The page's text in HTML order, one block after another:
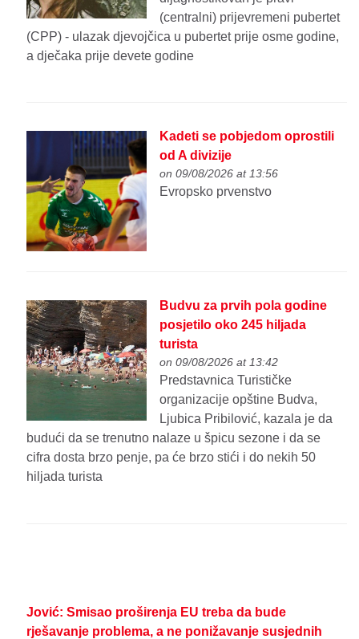
(centralni) prijevremeni pubertet
(CPP) - ulazak djevojčica u pubertet prije osme godine,
a dječaka prije devete godine
Kadeti se pobjedom oprostili
od A divizije
on 09/08/2026 at 13:56
Evropsko prvenstvo
Budvu za prvih pola godine
posjetilo oko 245 hiljada
turista
on 09/08/2026 at 13:42
Predstavnica Turističke
organizacije opštine Budva,
Ljubica Pribilović, kazala je da
budući da se trenutno nalaze u špicu sezone i da se
cifra dosta brzo penje, pa će brzo stići i do nekih 50
hiljada turista
Jović: Smisao proširenja EU treba da bude
rješavanje problema, a ne ponižavanje susjednih